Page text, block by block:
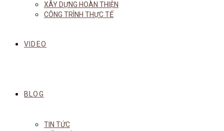
XÂY DỰNG HOÀN THIỆN
CÔNG TRÌNH THỰC TẾ
VIDEO
BLOG
TIN TỨC